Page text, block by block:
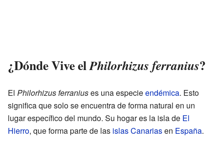
¿Dónde Vive elPhilorhizus ferranius?
El Philorhizus ferraniuses una especieendémica. Esto
significa que solo se encuentra de forma natural en un
lugar específico del mundo. Su hogar es la isla de El
Hierro, que forma parte de las islas Canariasen España.